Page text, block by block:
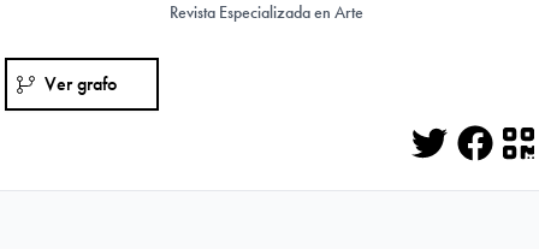
Revista Especializada en Arte
Ver grafo
Twitter